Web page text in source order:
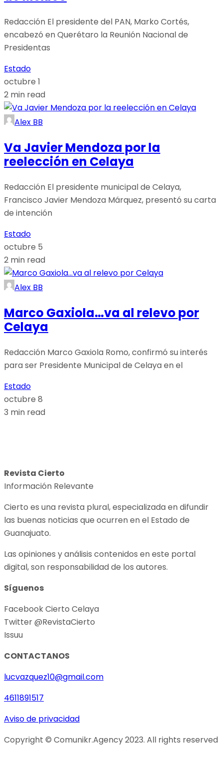
Redacción El presidente del PAN, Marko Cortés,
encabezó en Querétaro la Reunión Nacional de
Presidentas
Estado
octubre 1
2 min read
Alex BB
Va Javier Mendoza por la
reelección en Celaya
Redacción El presidente municipal de Celaya,
Francisco Javier Mendoza Márquez, presentó su carta
de intención
Estado
octubre 5
2 min read
Alex BB
Marco Gaxiola…va al relevo por
Celaya
Redacción Marco Gaxiola Romo, confirmó su interés
para ser Presidente Municipal de Celaya en el
Estado
octubre 8
3 min read
Revista Cierto
Información Relevante
Cierto es una revista plural, especializada en difundir
las buenas noticias que ocurren en el Estado de
Guanajuato.
Las opiniones y análisis contenidos en este portal
digital, son responsabilidad de los autores.
Síguenos
Facebook Cierto Celaya
Twitter @RevistaCierto
Issuu
CONTACTANOS
lucvazquez10@gmail.com
4611891517
Aviso de privacidad
Copyright © Comunikr.Agency 2023. All rights reserved